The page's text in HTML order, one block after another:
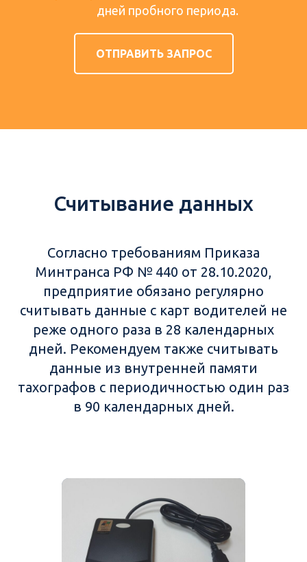
дней пробного периода.
ОТПРАВИТЬ ЗАПРОС
Считывание данных
Согласно требованиям Приказа
Минтранса РФ № 440 от 28.10.2020,
предприятие обязано регулярно
считывать данные с карт водителей не
реже одного раза в 28 календарных
дней. Рекомендуем также считывать
данные из внутренней памяти
тахографов с периодичностью один раз
в 90 календарных дней.